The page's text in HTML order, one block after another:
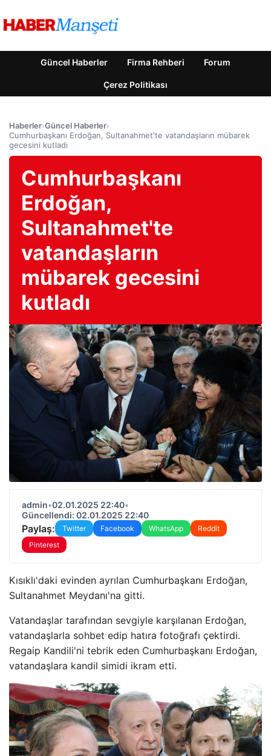
Güncel Haberler Firma Rehberi Forum
Çerez Politikası
Haberler›Güncel Haberler›
Cumhurbaşkanı Erdoğan, Sultanahmet'te vatandaşların mübarek
gecesini kutladı
Cumhurbaşkanı
Erdoğan,
Sultanahmet'te
vatandaşların
mübarek gecesini
kutladı
admin•02.01.2025 22:40•
Güncellendi: 02.01.2025 22:40
Paylaş: Twitter Facebook WhatsApp
Reddit
Pinterest
Kısıklı'daki evinden ayrılan Cumhurbaşkanı Erdoğan,
Sultanahmet Meydanı'na gitti.
Vatandaşlar tarafından sevgiyle karşılanan Erdoğan,
vatandaşlarla sohbet edip hatıra fotoğrafı çektirdi.
Regaip Kandili'ni tebrik eden Cumhurbaşkanı Erdoğan,
vatandaşlara kandil simidi ikram etti.